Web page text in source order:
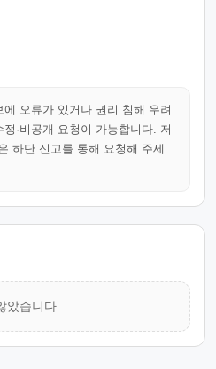
오류가 있거나 권리 침해 우려
·비공개 요청이 가능합니다. 저
하단 신고를 통해 요청해 주세
았습니다.